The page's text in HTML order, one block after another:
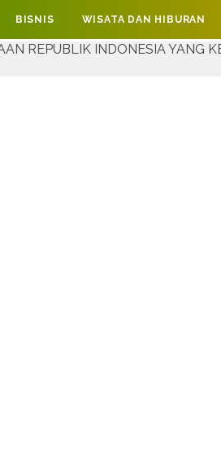
YANG KE-81
BISNIS WISATA DAN HIBURAN